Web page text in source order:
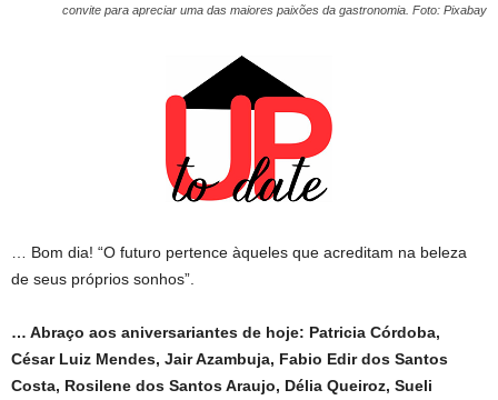
convite para apreciar uma das maiores paixões da gastronomia. Foto: Pixabay
… Bom dia! “O futuro pertence àqueles que acreditam na beleza
de seus próprios sonhos”.
… Abraço aos aniversariantes de hoje: Patricia Córdoba,
César Luiz Mendes, Jair Azambuja, Fabio Edir dos Santos
Costa, Rosilene dos Santos Araujo, Délia Queiroz, Sueli